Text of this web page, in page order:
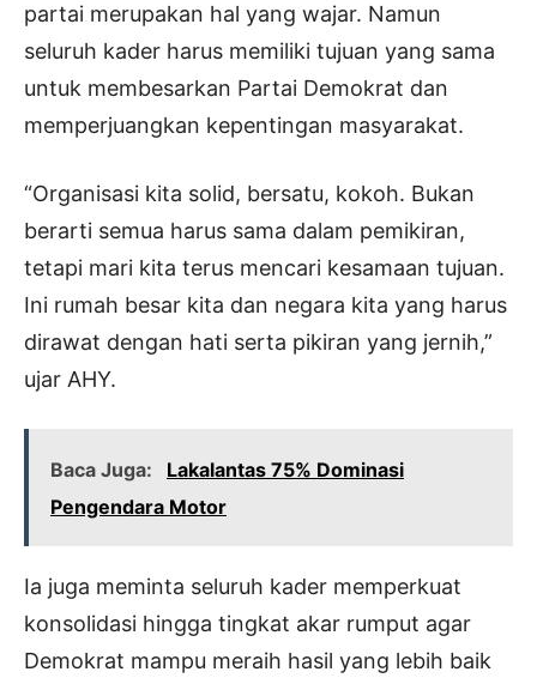
partai merupakan hal yang wajar. Namun
seluruh kader harus memiliki tujuan yang sama
untuk membesarkan Partai Demokrat dan
memperjuangkan kepentingan masyarakat.
“Organisasi kita solid, bersatu, kokoh. Bukan
berarti semua harus sama dalam pemikiran,
tetapi mari kita terus mencari kesamaan tujuan.
Ini rumah besar kita dan negara kita yang harus
dirawat dengan hati serta pikiran yang jernih,”
ujar AHY.
Baca Juga:
Lakalantas 75% Dominasi
Pengendara Motor
Ia juga meminta seluruh kader memperkuat
konsolidasi hingga tingkat akar rumput agar
Demokrat mampu meraih hasil yang lebih baik